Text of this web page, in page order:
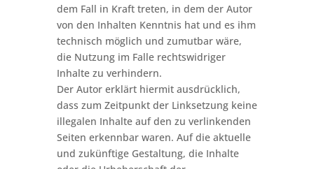
dem Fall in Kraft treten, in dem der Autor
von den Inhalten Kenntnis hat und es ihm
technisch möglich und zumutbar wäre,
die Nutzung im Falle rechtswidriger
Inhalte zu verhindern.
Der Autor erklärt hiermit ausdrücklich,
dass zum Zeitpunkt der Linksetzung keine
illegalen Inhalte auf den zu verlinkenden
Seiten erkennbar waren. Auf die aktuelle
und zukünftige Gestaltung, die Inhalte